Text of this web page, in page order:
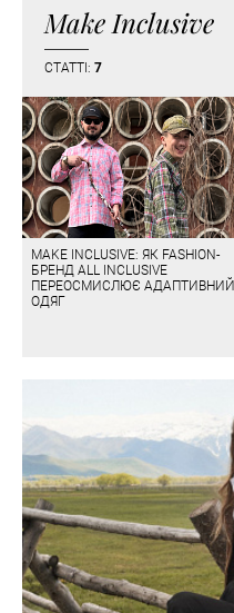
Make Inclusive
СТАТТІ: 7
MAKE INCLUSIVE: ЯК FASHION-
БРЕНД ALL INCLUSIVE
ПЕРЕОСМИСЛЮЄ АДАПТИВНИЙ
ОДЯГ